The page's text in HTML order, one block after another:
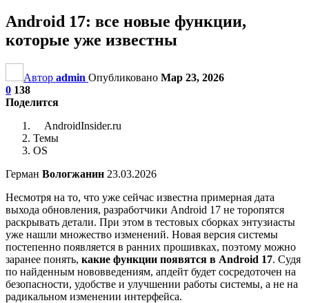
Android 17: все новые функции,
которые уже известны
Автор admin Опубликовано Мар 23, 2026
0 138
Поделится
AndroidInsider.ru
Темы
OS
Герман Вологжанин 23.03.2026
Несмотря на то, что уже сейчас известна примерная дата
выхода обновления, разработчики Android 17 не торопятся
раскрывать детали. При этом в тестовых сборках энтузиасты
уже нашли множество изменений. Новая версия системы
постепенно появляется в ранних прошивках, поэтому можно
заранее понять, какие функции появятся в Android 17. Судя
по найденным нововведениям, апдейт будет сосредоточен на
безопасности, удобстве и улучшении работы системы, а не на
радикальном изменении интерфейса.